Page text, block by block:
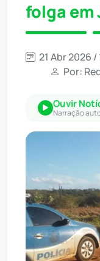
folga em
21 Abr 2026 /
Por:
Ouvir
Narração